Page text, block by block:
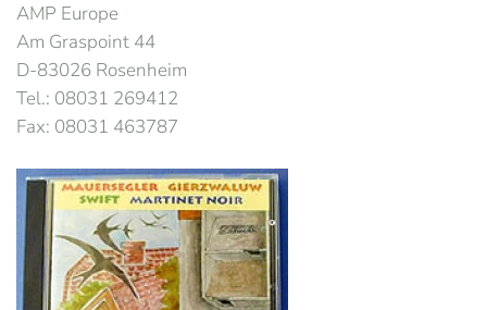
AMP Europe
Am Graspoint 44
D-83026 Rosenheim
Tel.: 08031 269412
Fax: 08031 463787